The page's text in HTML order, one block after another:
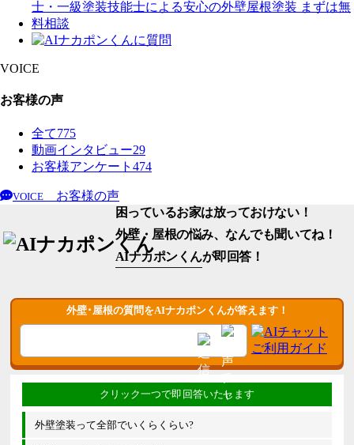
VOICE
お客様の声
全て775
動画インタビュー29
お客様アンケート 474
VOICE
お客様の声
困っているお家は放っておけない！
外壁・屋根の悩み、なんでも聞いてね！
AIナカポンくんが即回答！
外壁･屋根の質問をAIナカポンくんが答えます！
外壁塗装って全部でいくらくらい?